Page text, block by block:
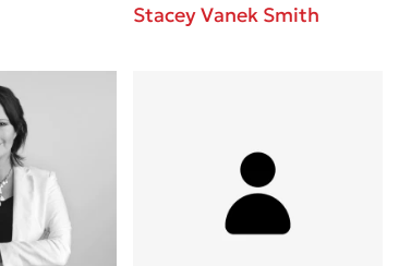
Stacey Vanek Smith